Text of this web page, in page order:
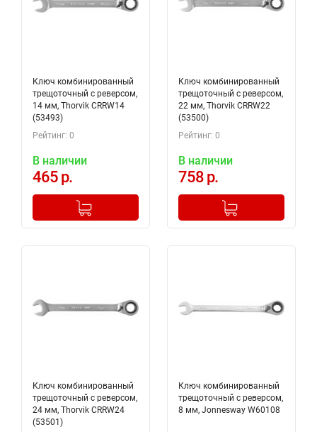
Ключ комбинированный
трещоточный с реверсом,
14 мм, Thorvik CRRW14
(53493)
Рейтинг: 0
В наличии
465 р.
+
Добавлено в корзину
Ключ комбинированный
трещоточный с реверсом,
22 мм, Thorvik CRRW22
(53500)
Рейтинг: 0
В наличии
758 р.
+
Добавлено в корзину
Ключ комбинированный
трещоточный с реверсом,
24 мм, Thorvik CRRW24
(53501)
Ключ комбинированный
трещоточный с реверсом,
8 мм, Jonnesway W60108